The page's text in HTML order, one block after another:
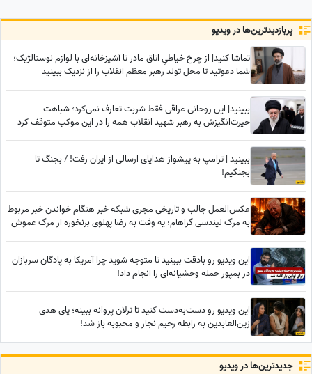
پربازدید‌ترین‌ها در ویدیو
تماشا کنید| از چرخ خیاطیِ اتاق مادر تا آشپزخانه‌ای با لوازم نوستالژیک؛
شما دعوتید تا محل تولد رهبر معظم انقلاب را از نزدیک ببینید
ببینید| این روحانی عراقی فقط شربت تعارف نمی‌کرد؛ شباهت
حیرت‌انگیزش به رهبر شهید انقلاب همه را در این موکب متوقف کرد
ببینید | ترامپ به پیشواز هدایای ارسالی از ایران رفت! / بجنگ تا
بجنگیم!
عکس‌العمل جالب و تاریخی مجری شبکه خبر هنگام خواندن خبر مربوط
به مرگ لیندسی گراهام؛ یه وقت به رضا پهلوی برنخوره از مرگ عموش
این ویدیو رو بادقت ببینید تا متوجه شوید چرا آمریکا به پادگان سربازان
در بمپور حمله وحشیانه‌ای را انجام داد!
این ویدیو رو دست‌به‌دست کنید تا ترلان پروانه ببینه؛ پای هدی
زین‌العابدین به رابطه رحیم نجار و محبوبه باز شد!
جدید‌ترین‌ها در ویدیو